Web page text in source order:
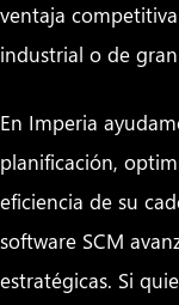
ventaja
industrial o de
En Imperia
planificación,
eficiencia de su
software SCM
estratégicas. Si